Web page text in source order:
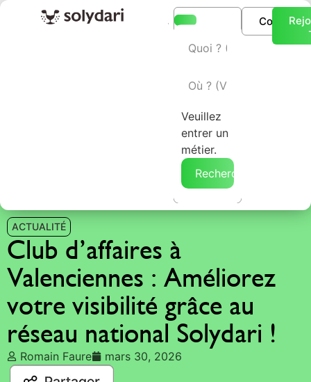
Veuillez
entrer un
métier.
Rechercher →
ACTUALITÉ
Club d’affaires à
Valenciennes : Améliorez
votre visibilité grâce au
réseau national Solydari !
Romain Faure mars 30, 2026